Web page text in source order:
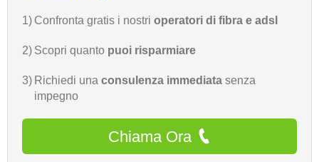
1) Confronta gratis i nostri operatori di fibra e adsl
2) Scopri quanto puoi risparmiare
3) Richiedi una consulenza immediata senza
impegno
Chiama Ora